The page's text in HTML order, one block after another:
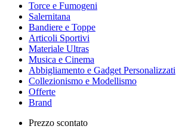
Torce e Fumogeni
Salernitana
Bandiere e Toppe
Articoli Sportivi
Materiale Ultras
Musica e Cinema
Abbigliamento e Gadget Personalizzati
Collezionismo e Modellismo
Offerte
Brand
Prezzo scontato